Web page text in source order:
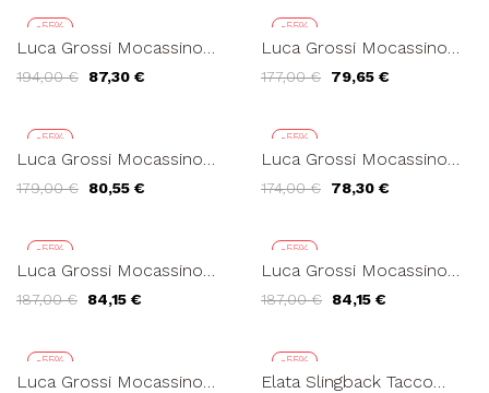
-55%
Luca Grossi Mocassino
Guardiolo Nappa Latte
194,00 € 87,30 €
-55%
Luca Grossi Mocassino
Camoscio Biscotto
177,00 € 79,65 €
-55%
Luca Grossi Mocassino
Naplak Cipria
179,00 € 80,55 €
-55%
Luca Grossi Mocassino
Naplak Latte
174,00 € 78,30 €
-55%
Luca Grossi Mocassino
Naplak Bianco
187,00 € 84,15 €
-55%
Luca Grossi Mocassino
Naplak Grigio
187,00 € 84,15 €
-55%
Luca Grossi Mocassino
-55%
Elata Slingback Tacco